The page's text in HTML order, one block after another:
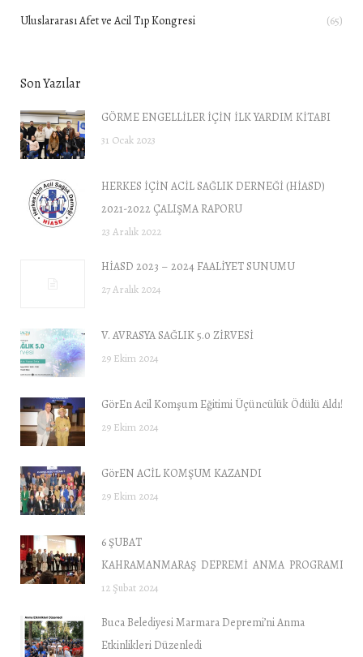
Uluslararası Afet ve Acil Tıp Kongresi
(65)
Son Yazılar
GÖRME ENGELLİLER İÇİN İLK YARDIM KİTABI
31 Ocak 2023
HERKES İÇİN ACİL SAĞLIK DERNEĞİ (HİASD)
2021-2022 ÇALIŞMA RAPORU
23 Aralık 2022
HİASD 2023 – 2024 FAALİYET SUNUMU
27 Aralık 2024
V. AVRASYA SAĞLIK 5.0 ZİRVESİ
29 Ekim 2024
GörEn Acil Komşum Eğitimi Üçüncülük Ödülü Aldı!
29 Ekim 2024
GörEN ACİL KOMŞUM KAZANDI
29 Ekim 2024
6 ŞUBAT
KAHRAMANMARAŞ DEPREMİ ANMA PROGRAMI
12 Şubat 2024
Buca Belediyesi Marmara Depremi’ni Anma
Etkinlikleri Düzenledi